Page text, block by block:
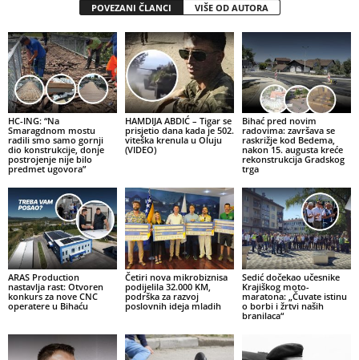
POVEZANI ČLANCI VIŠE OD AUTORA
HC-ING: “Na
Smaragdnom mostu
radili smo samo gornji
dio konstrukcije, donje
postrojenje nije bilo
predmet ugovora”
HAMDIJA ABDIĆ – Tigar se
prisjetio dana kada je 502.
viteška krenula u Oluju
(VIDEO)
Bihać pred novim
radovima: završava se
raskrižje kod Bedema,
nakon 15. augusta kreće
rekonstrukcija Gradskog
trga
ARAS Production
nastavlja rast: Otvoren
konkurs za nove CNC
operatere u Bihaću
Četiri nova mikrobiznisa
podijelila 32.000 KM,
podrška za razvoj
poslovnih ideja mladih
Sedić dočekao učesnike
Krajiškog moto-
maratona: „Čuvate istinu
o borbi i žrtvi naših
branilaca“